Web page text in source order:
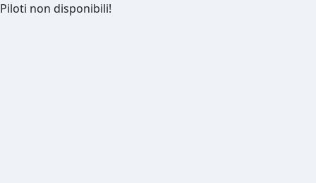
Piloti non disponibili!